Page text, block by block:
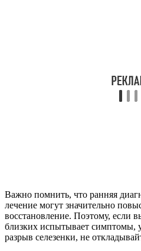
Важно помнить, что ранняя
лечение могут значительно
восстановление. Поэтому, если
близких испытывает
разрыв селезенки, не